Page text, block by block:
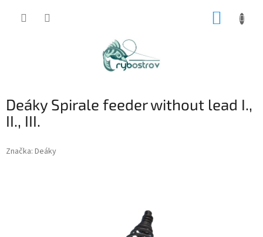
Deáky Spirale feeder without lead I.,
II., III.
Značka: Deáky